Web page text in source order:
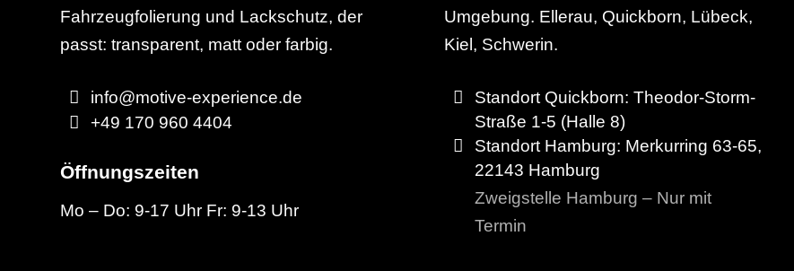
Fahrzeugfolierung und Lackschutz, der
passt: transparent, matt oder farbig.
info@motive-experience.de
+49 170 960 4404
Öffnungszeiten
Mo – Do: 9-17 Uhr Fr: 9-13 Uhr
Umgebung. Ellerau, Quickborn, Lübeck,
Kiel, Schwerin.
Standort Quickborn: Theodor-Storm-
Straße 1-5 (Halle 8)
Standort Hamburg: Merkurring 63-65,
22143 Hamburg
Zweigstelle Hamburg – Nur mit
Termin